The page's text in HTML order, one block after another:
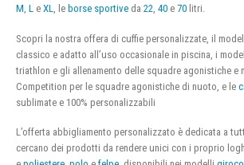
M, L e XL, le borse sportive da 22, 40 e 70 litri.
Scopri la nostra offera di cuffie personalizzate, il
classico e adatto all’uso occasionale in piscina, i
triathlon e gli allenamento delle squadre agonistiche e
Competition per le squadre agonistiche di nuoto, e le
sublimate e 100% personalizzabili
L’offerta abbigliamento personalizzato è dedicata a
cercano dei prodotti da rendere unici con i proprio